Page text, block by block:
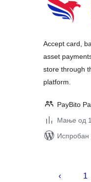
Accept card,
asset
store through
platform.
PayBito
Мање од
Испробан
чланака
1